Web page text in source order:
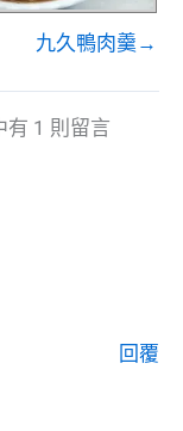
九久鴨肉羹→
有 1 則留言
回覆